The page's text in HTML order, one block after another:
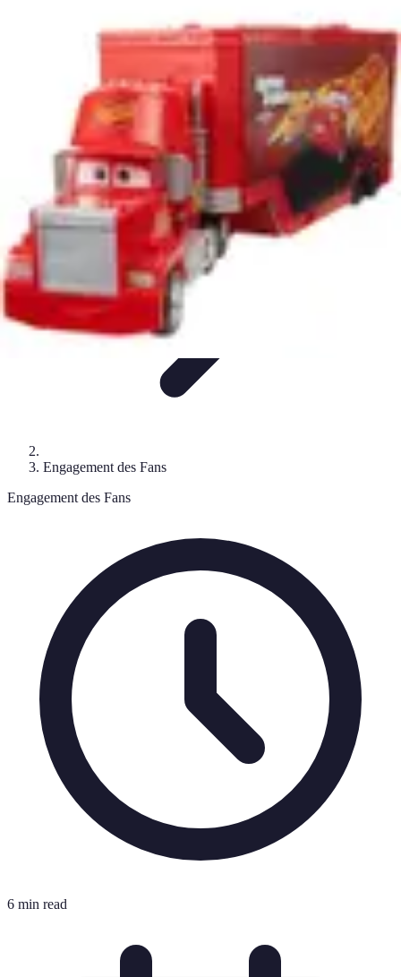
Ambiance et EngagementMarketingAnimations et
AnimationsEngagement des Fans
Football Fan Zone
Engagement des Fans
Engagement des Fans
6 min read